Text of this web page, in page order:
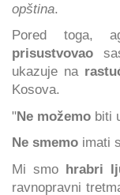
opština.
Pored toga,
prisustvovao
ukazuje na
Kosova.
"Ne možemo biti
Ne smemo imati
Mi smo hrabri
ravnopravni